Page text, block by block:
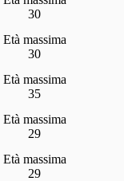
30
30
35
29
29